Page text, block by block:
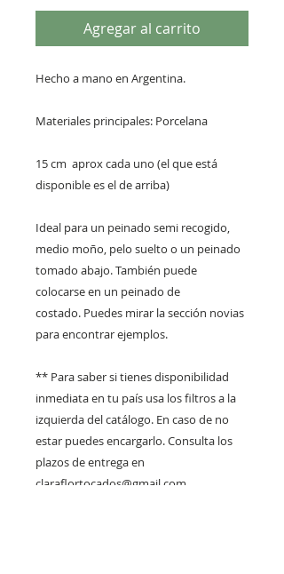
Agregar al carrito
Hecho a mano en Argentina.
Materiales principales: Porcelana
15 cm aprox cada uno (el que está
disponible es el de arriba)
Ideal para un peinado semi recogido,
medio moño, pelo suelto o un peinado
tomado abajo. También puede
colocarse en un peinado de
costado. Puedes mirar la sección novias
para encontrar ejemplos.
** Para saber si tienes disponibilidad
inmediata en tu país usa los filtros a la
izquierda del catálogo. En caso de no
estar puedes encargarlo. Consulta los
plazos de entrega en
claraflortocados@gmail.com